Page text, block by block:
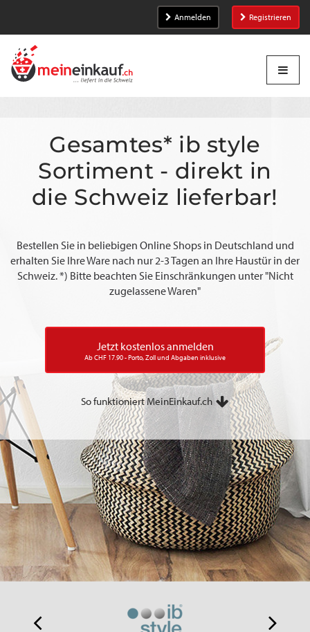
Anmelden Registrieren
Gesamtes* ib style
Sortiment - direkt in
die Schweiz lieferbar!
Bestellen Sie in beliebigen Online Shops in Deutschland und
erhalten Sie Ihre Ware nach nur 2-3 Tagen an Ihre Haustür in der
Schweiz. *) Bitte beachten Sie Einschränkungen unter "Nicht
zugelassene Waren"
Jetzt kostenlos anmelden
Ab CHF 17.90 - Porto, Zoll und Abgaben inklusive
So funktioniert MeinEinkauf.ch